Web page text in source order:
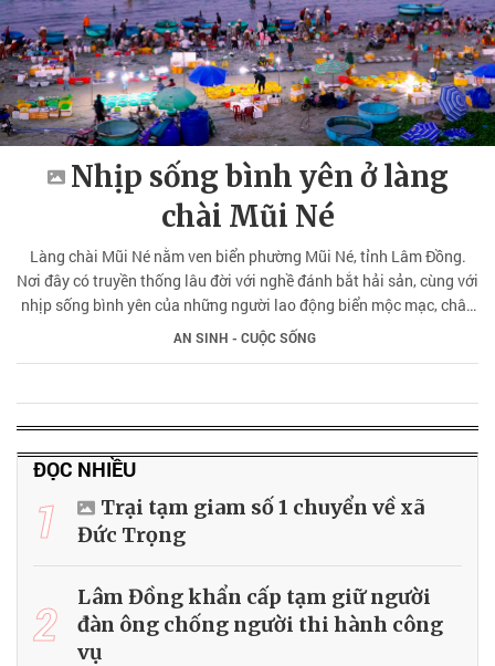
Nhịp sống bình yên ở làng
chài Mũi Né
Làng chài Mũi Né nằm ven biển phường Mũi Né, tỉnh Lâm Đồng.
Nơi đây có truyền thống lâu đời với nghề đánh bắt hải sản, cùng với
nhịp sống bình yên của những người lao động biển mộc mạc, chân
chất.
AN SINH - CUỘC SỐNG
ĐỌC NHIỀU
1
Trại tạm giam số 1 chuyển về xã
Đức Trọng
2
Lâm Đồng khẩn cấp tạm giữ người
đàn ông chống người thi hành công
vụ